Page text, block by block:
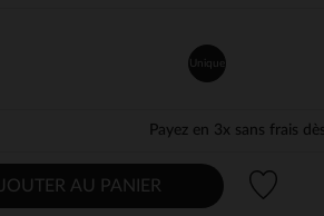
Unique
Payez en 3x sans frais
AU PANIER